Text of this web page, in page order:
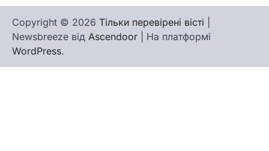
Copyright © 2026 Тільки перевірені вісті
Newsbreeze від Ascendoor | На платформі
WordPress.